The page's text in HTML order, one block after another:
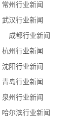
常州行业新闻
武汉行业新闻
成都行业新闻
杭州行业新闻
沈阳行业新闻
青岛行业新闻
泉州行业新闻
哈尔滨行业新闻